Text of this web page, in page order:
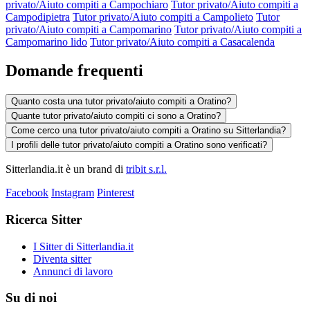
privato/Aiuto compiti a Campochiaro Tutor privato/Aiuto compiti a
Campodipietra Tutor privato/Aiuto compiti a Campolieto Tutor
privato/Aiuto compiti a Campomarino Tutor privato/Aiuto compiti a
Campomarino lido Tutor privato/Aiuto compiti a Casacalenda
Domande frequenti
Quanto costa una tutor privato/aiuto compiti a Oratino?
Quante tutor privato/aiuto compiti ci sono a Oratino?
Come cerco una tutor privato/aiuto compiti a Oratino su Sitterlandia?
I profili delle tutor privato/aiuto compiti a Oratino sono verificati?
Sitterlandia.it è un brand di tribit s.r.l.
Facebook Instagram Pinterest
Ricerca Sitter
I Sitter di Sitterlandia.it
Diventa sitter
Annunci di lavoro
Su di noi